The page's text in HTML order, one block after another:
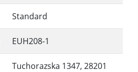
Standard
EUH208-1
Tuchorazska 1347, 28201